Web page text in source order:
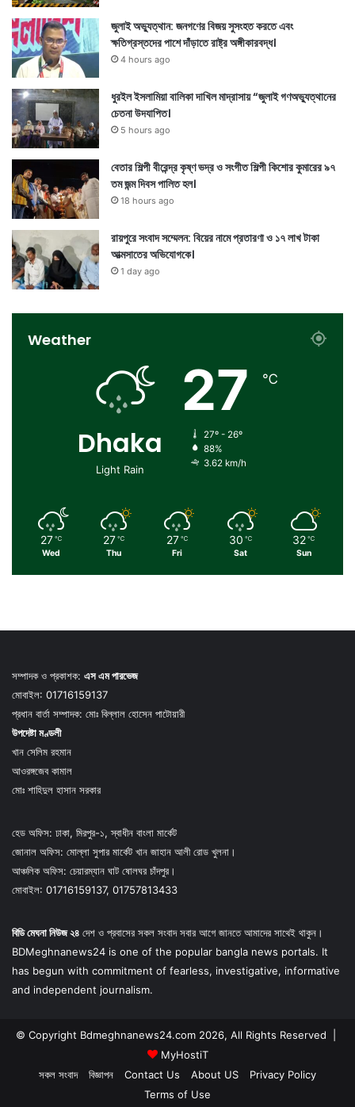
জুলাই অভ্যুত্থান: জনগণের বিজয় সুসংহত করতে এবং
ক্ষতিগ্রস্তদের পাশে দাঁড়াতে রাষ্ট্র অঙ্গীকারবদ্ধ।
4 hours ago
ধুরইল ইসলামিয়া বালিকা দাখিল মাদ্রাসায় “জুলাই গণঅভ্যুত্থানের
চেতনা উদযাপিত।
5 hours ago
বেতার শিল্পী বীরেন্দ্র কৃষ্ণ ভদ্র ও সংগীত শিল্পী কিশোর কুমারের ৯৭
তম জন্ম দিবস পালিত হল।
18 hours ago
রায়পুরে সংবাদ সম্মেলন: বিয়ের নামে প্রতারণা ও ১৭ লাখ টাকা
আত্মসাতের অভিযোগকে।
1 day ago
Weather
Dhaka
Light Rain
27 ℃
27º - 26º
88%
3.62 km/h
27 ℃
Wed
27 ℃
Thu
27 ℃
Fri
30 ℃
Sat
32 ℃
Sun
সম্পাদক ও প্রকাশক: এস এম পারভেজ
মোবাইল: 01716159137
প্রধান বার্তা সম্পাদক: মোঃ বিল্লাল হোসেন পাটোয়ারী
উপদেষ্টা মণ্ডলী
খান সেলিম রহমান
আওরঙ্গজেব কামাল
মোঃ শাহিদুল হাসান সরকার
হেড অফিস: ঢাকা, মিরপুর-১, স্বাধীন বাংলা মার্কেট
জোনাল অফিস: মোল্লা সুপার মার্কেট খান জাহান আলী রোড খুলনা।
আঞ্চলিক অফিস: চেয়ারম্যান ঘাট ষোলঘর চাঁদপুর।
মোবাইল: 01716159137, 01757813433
বিডি মেঘনা নিউজ ২৪ দেশ ও প্রবাসের সকল সংবাদ সবার আগে জানতে আমাদের সাথেই থাকুন।
BDMeghnanews24 is one of the popular bangla news portals. It
has begun with commitment of fearless, investigative, informative
and independent journalism.
© Copyright Bdmeghnanews24.com 2026, All Rights Reserved |
MyHostiT
সকল সংবাদ
বিজ্ঞাপন Contact Us About US
Privacy Policy
Terms of Use